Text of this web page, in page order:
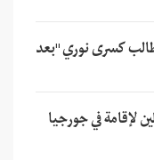
كسرى نوري "بعد
لإقامة في جورجيا